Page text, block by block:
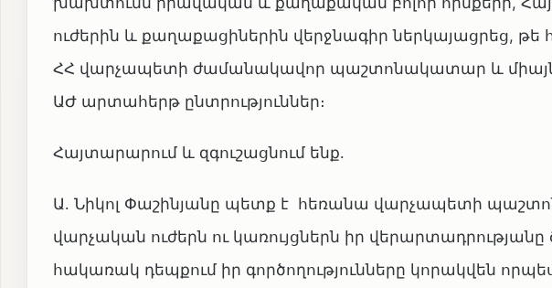
ուժերին և քաղաքացիներին վերջնագիր ներկայացրեց, թե
ՀՀ վարչապետի ժամանակավոր պաշտոնակատար և միայն
ԱԺ արտահերթ ընտրություններ։
Հայտարարում և զգուշացնում ենք․
Ա․ Նիկոլ Փաշինյանը պետք է հեռանա վարչապետի
վարչական ուժերն ու կառույցներն իր վերարտադրությանը
հակառակ դեպքում իր գործողությունները կորակվեն